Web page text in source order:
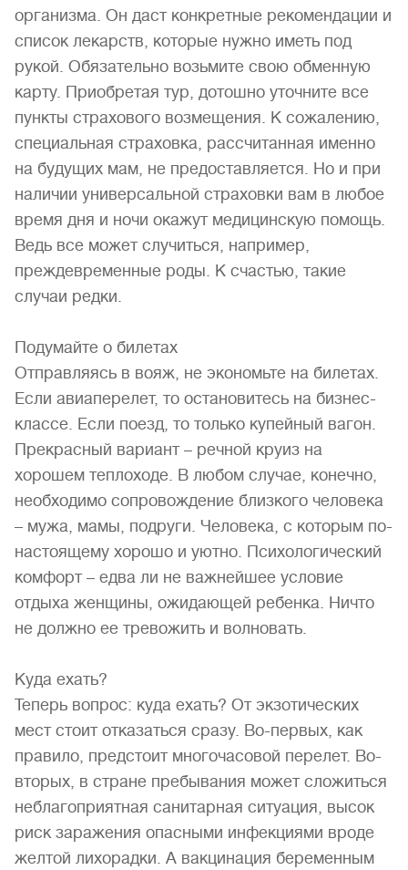
организма. Он даст конкретные рекомендации и
список лекарств, которые нужно иметь под
рукой. Обязательно возьмите свою обменную
карту. Приобретая тур, дотошно уточните все
пункты страхового возмещения. К сожалению,
специальная страховка, рассчитанная именно
на будущих мам, не предоставляется. Но и при
наличии универсальной страховки вам в любое
время дня и ночи окажут медицинскую помощь.
Ведь все может случиться, например,
преждевременные роды. К счастью, такие
случаи редки.
Подумайте о билетах
Отправляясь в вояж, не экономьте на билетах.
Если авиаперелет, то остановитесь на бизнес-
классе. Если поезд, то только купейный вагон.
Прекрасный вариант – речной круиз на
хорошем теплоходе. В любом случае, конечно,
необходимо сопровождение близкого человека
– мужа, мамы, подруги. Человека, с которым по-
настоящему хорошо и уютно. Психологический
комфорт – едва ли не важнейшее условие
отдыха женщины, ожидающей ребенка. Ничто
не должно ее тревожить и волновать.
Куда ехать?
Теперь вопрос: куда ехать? От экзотических
мест стоит отказаться сразу. Во-первых, как
правило, предстоит многочасовой перелет. Во-
вторых, в стране пребывания может сложиться
неблагоприятная санитарная ситуация, высок
риск заражения опасными инфекциями вроде
желтой лихорадки. А вакцинация беременным